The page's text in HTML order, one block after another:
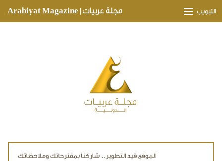
مجلة عربيات | Arabiyat Magazine التبويب